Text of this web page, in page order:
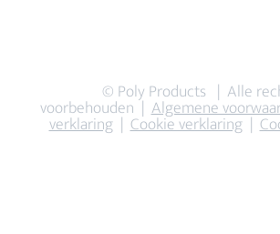
© Poly Products | Alle
voorbehouden |Algemene
verklaring|Cookie verklaring|